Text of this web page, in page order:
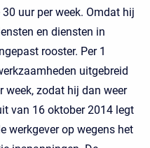
uur per week. Omdat hij
en diensten in
rooster. Per 1
uitgebreid
week, zodat hij dan weer
van 16 oktober 2014 legt
werkgever op wegens het